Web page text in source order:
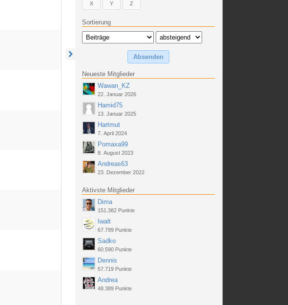
X Y Z
Sortierung
Neueste Mitglieder
Wawan_KZ
22. Januar 2026
Hamid75
13. Januar 2025
Hartmut
7. April 2024
Pomaxa99
8. August 2023
Andreas63
23. Dezember 2022
Aktivste Mitglieder
Dima
151.382 Punkte
Iwalt
67.799 Punkte
Sadko
60.590 Punkte
Dennis
57.719 Punkte
Andrea
48.389 Punkte